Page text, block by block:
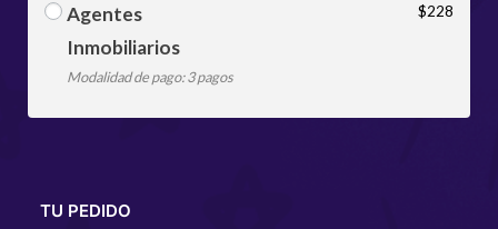
Agentes
Inmobiliarios
Modalidad de pago: 3 pagos
$228
TU PEDIDO